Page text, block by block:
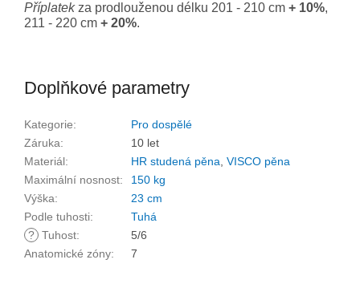
Příplatekza prodlouženou délku 201 - 210 cm + 10%,
211 - 220 cm + 20%.
Doplňkové parametry
Kategorie:
Pro dospělé
Záruka:
10 let
Materiál: HR studená pěna VISCO pěna
Maximální nosnost:
150 kg
Výška:
23 cm
Podle tuhosti:
Tuhá
? Tuhost:
5/6
Anatomické zóny: 7